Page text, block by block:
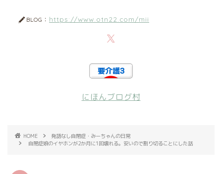
BLOG： https://www.otn22.com/mii
にほんブログ村
HOME
発語なし自閉症・みーちゃんの日常
自閉症娘のイヤホンが2か月に1回壊れる。安いので割り切ることにした話